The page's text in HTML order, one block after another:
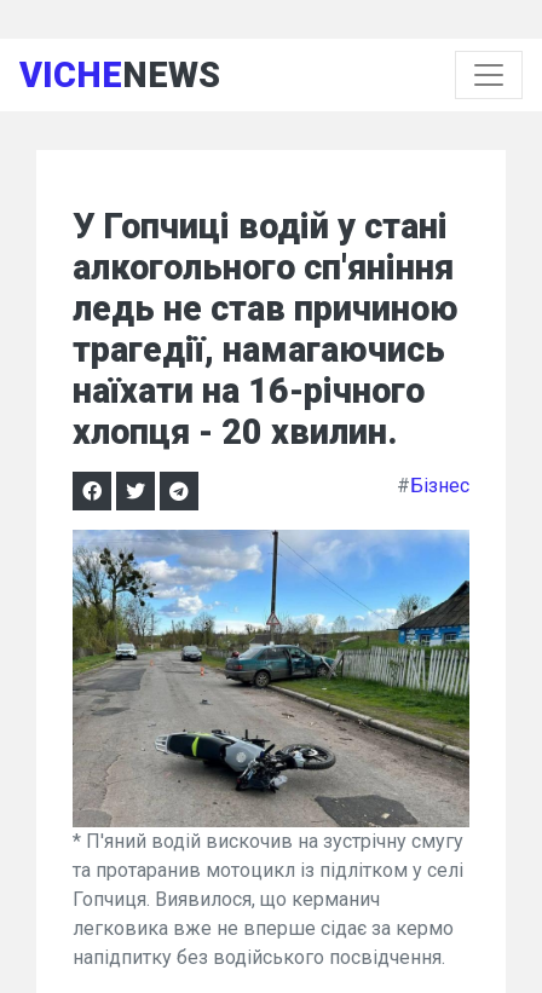
VICHENEWS
У Гопчиці водій у стані
алкогольного сп'яніння
ледь не став причиною
трагедії, намагаючись
наїхати на 16-річного
хлопця - 20 хвилин.
#Бізнес
* П'яний водій вискочив на зустрічну смугу
та протаранив мотоцикл із підлітком у селі
Гопчиця. Виявилося, що керманич
легковика вже не вперше сідає за кермо
напідпитку без водійського посвідчення.